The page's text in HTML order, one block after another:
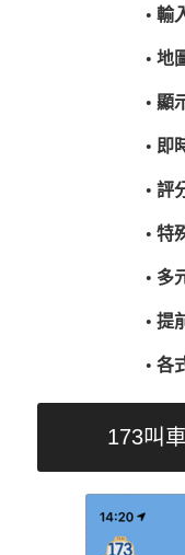
• 輸
• 地
• 顯
• 即
• 評
• 特
• 多
• 提
• 各
173叫